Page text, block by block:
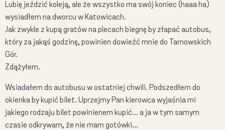
Lubię jeździć koleją, ale że wszystko ma swój koniec (haaa ha)
wysiadłem na dworcu w Katowicach.
Jak zwykle z kupą gratów na plecach biegnę by złapać autobus,
który za jakąś godzinę, powinien dowieźć mnie do Tarnowskich
Gór.
Zdążyłem.
Wsiadałem do autobusu w ostatniej chwili. Podszedłem do
okienka by kupić bilet. Uprzejmy Pan kierowca wyjaśnia mi
jakiego rodzaju bilet powinienem kupić… a ja w tym samym
czasie odkrywam, że nie mam gotówki…
Wyprawy
Plany
W mediach
Chcesz być na bieżąco z moimi filmami? Podaj proszę: